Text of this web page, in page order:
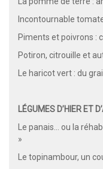
Incontournable
Piments et poivrons
Potiron, citrouille et
Le haricot vert : du
LÉGUMES D’HIER ET
Le panais… ou la
»
Le topinambour, un